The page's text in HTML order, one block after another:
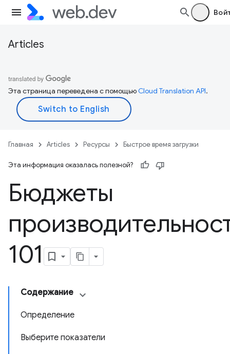
Articles
Эта страница переведена с помощьюCloud Translation API.
Главная Articles Ресурсы Быстрое время загрузки
Эта информация оказалась полезной?
Бюджеты
101
Содержание
Определение
Выберите показатели